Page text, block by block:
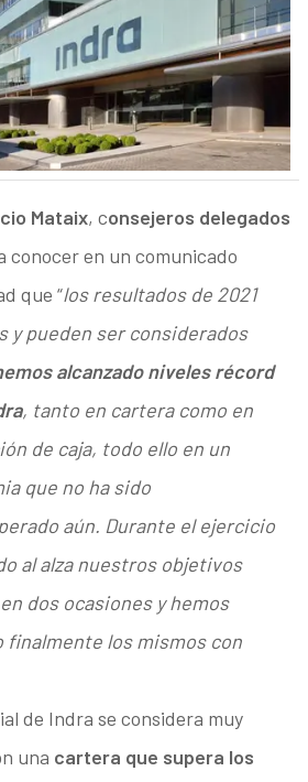
Mataix, consejeros delegados
conocer en un comunicado
que “los resultados de 2021
y pueden ser considerados
alcanzado niveles récord
, tanto en cartera como en
de caja, todo ello en un
que no ha sido
aún. Durante el ejercicio
al alza nuestros objetivos
dos ocasiones y hemos
finalmente los mismos con
de Indra se considera muy
una cartera que supera los